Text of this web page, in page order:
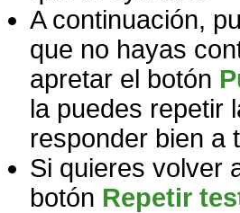
A continuación,
que no hayas
apretar el botón
la puedes repetir
responder bien a
Si quieres volver
botón Repetir